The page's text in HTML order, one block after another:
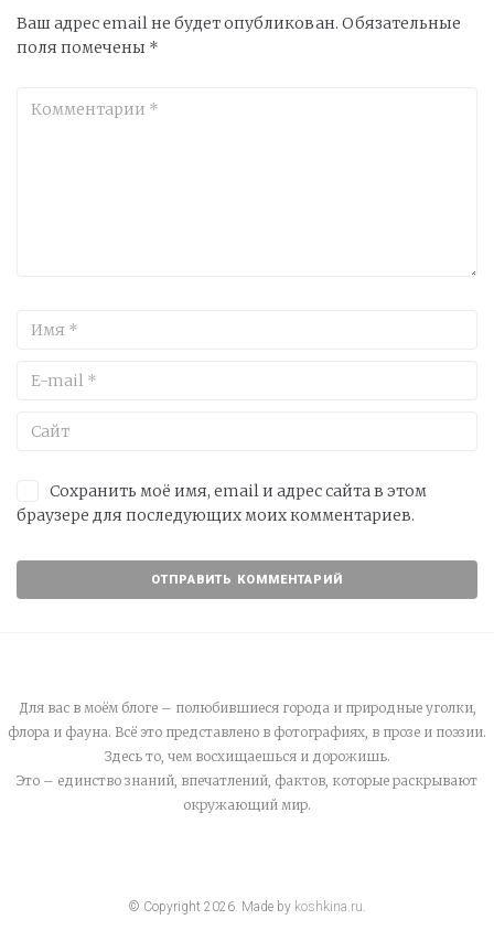
Ваш адрес email не будет опубликован. Обязательные
поля помечены *
Сохранить моё имя, email и адрес сайта в этом
браузере для последующих моих комментариев.
Для вас в моём блоге – полюбившиеся города и природные уголки,
флора и фауна. Всё это представлено в фотографиях, в прозе и поэзии.
Здесь то, чем восхищаешься и дорожишь.
Это – единство знаний, впечатлений, фактов, которые раскрывают
окружающий мир.
© Copyright 2026. Made by koshkina.ru.